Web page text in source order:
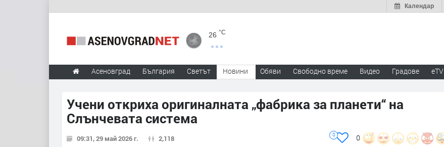
Календар
26 °C
Асеновград България Светът Новини Обяви Свободно време Видео Градове eTV
Учени откриха оригиналната „фабрика за планети“ на
Слънчевата система
09:31, 29 май 2026 г. 2,118 0
0